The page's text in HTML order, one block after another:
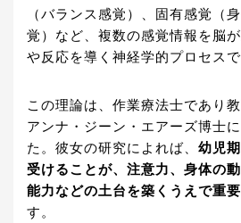
（バランス感覚）、固有感覚（
覚）など、複数の感覚情報を脳
や反応を導く神経学的プロセスで
この理論は、作業療法士であり
アンナ・ジーン・エアーズ博士
た。彼女の研究によれば、 幼児
受けることが、注意力、身体の
能力などの土台を築くうえで重要
す。